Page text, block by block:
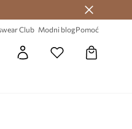
Club Modni blogPomoć